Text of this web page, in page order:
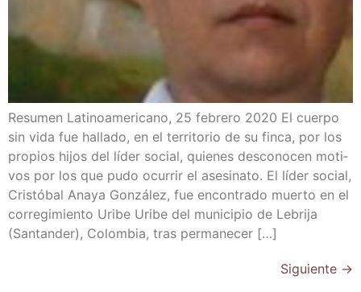
Resu­men Lati­no­ame­ri­cano, 25 febre­ro 2020 El cuer­po
sin vida fue halla­do, en el terri­to­rio de su fin­ca, por los
pro­pios hijos del líder social, quie­nes des­co­no­cen moti­
vos por los que pudo ocu­rrir el ase­si­na­to. El líder social,
Cris­tó­bal Ana­ya Gon­zá­lez, fue encon­tra­do muer­to en el
corre­gi­mien­to Uri­be Uri­be del muni­ci­pio de Lebri­ja
(San­tan­der), Colom­bia, tras permanecer […]
Siguiente →